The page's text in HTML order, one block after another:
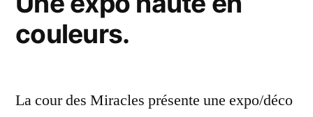
couleurs.
La cour des Miracles présente une expo/déco